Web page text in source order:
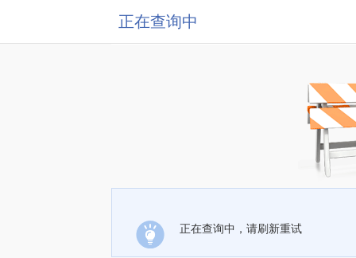
正在查询中
正在查询中，请刷新重试